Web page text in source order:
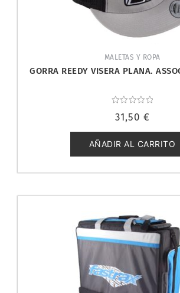
MALETAS Y ROPA
GORRA REEDY VISERA PLANA.
con
de
5
31,50 €
AÑADIR AL CARRITO